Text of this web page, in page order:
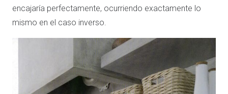
encajaría perfectamente, ocurriendo exactamente lo
mismo en el caso inverso.